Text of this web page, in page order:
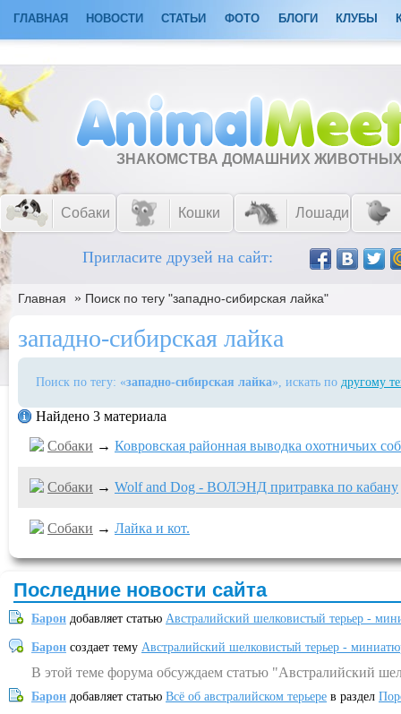
ГЛАВНАЯ НОВОСТИ СТАТЬИ ФОТО БЛОГИ КЛУБЫ
ЗНАКОМСТВА ДОМАШНИХ
Собаки Кошки Лошади
Пригласите друзей на сайт:
Главная » Поиск по тегу "западно-сибирская лайка"
западно-сибирская лайка
Поиск по тегу: «западно-сибирская лайка», искать по другому
Найдено 3 материала
Собаки → Ковровская районная выводка охотничьих
Собаки → Wolf and Dog - ВОЛЭНД притравка по кабану
Собаки → Лайка и кот.
Последние новости сайта
Барон добавляет статью Австралийский шелковистый терьер -
Барон создает тему Австралийский шелковистый терьер -
В этой теме форума обсуждаем статью "Австралийский
Барон добавляет статью Всё об австралийском терьере в раздел